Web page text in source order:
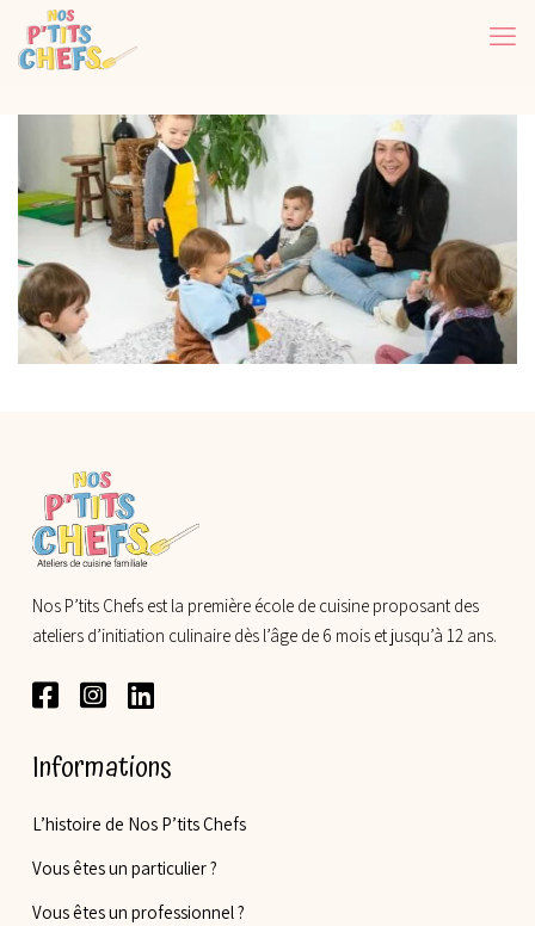
Nos P’tits Chefs est la première école de cuisine proposant des
ateliers d’initiation culinaire dès l’âge de 6 mois et jusqu’à 12 ans.
Informations
L’histoire de Nos P’tits Chefs
Vous êtes un particulier ?
Vous êtes un professionnel ?